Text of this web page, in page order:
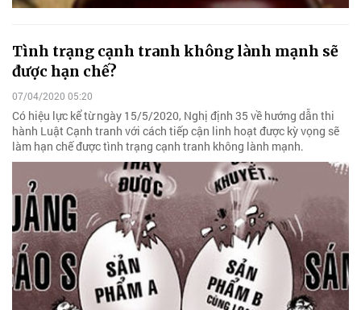
Tình trạng cạnh tranh không lành mạnh sẽ
được hạn chế?
07/04/2020 05:20
Có hiệu lực kể từ ngày 15/5/2020, Nghị định 35 về hướng dẫn thi
hành Luật Cạnh tranh với cách tiếp cận linh hoạt được kỳ vọng sẽ
làm hạn chế được tình trạng cạnh tranh không lành mạnh.